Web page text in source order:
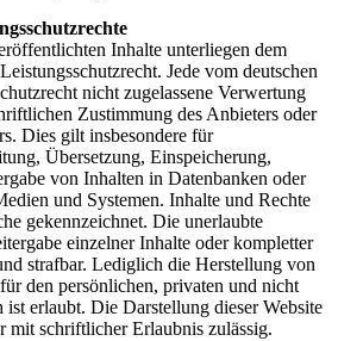
Inhalte unterliegen dem
Jede vom deutschen
nicht zugelassene Verwertung
Zustimmung des Anbieters oder
Dies gilt insbesondere für
Übersetzung, Einspeicherung,
von Inhalten in Datenbanken oder
und Systemen. Inhalte und Rechte
gekennzeichnet. Die unerlaubte
einzelner Inhalte oder kompletter
strafbar. Lediglich die Herstellung von
den persönlichen, privaten und nicht
erlaubt. Die Darstellung dieser Website
mit schriftlicher Erlaubnis zulässig.